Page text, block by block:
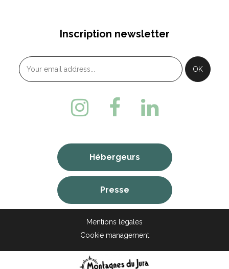
Inscription newsletter
Hébergeurs
Presse
Mentions légales
Cookie management